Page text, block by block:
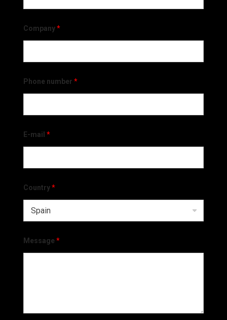
Company*
Phone number *
E-mail *
Country*
Message *